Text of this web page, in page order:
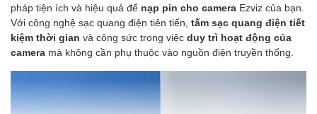
pháp tiện ích và hiệu quả để nạp pin cho camera Ezviz của bạn.
Với công nghệ sạc quang điện tiên tiến, tấm sạc quang điện tiết
kiệm thời gian và công sức trong việc duy trì hoạt động của
camera mà không cần phụ thuộc vào nguồn điện truyền thống.